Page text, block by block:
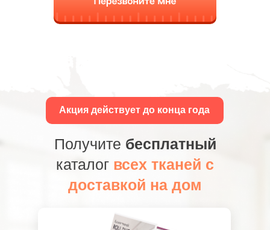
Акция действует до конца года
Получите бесплатный
каталог всех тканей с
доставкой на дом